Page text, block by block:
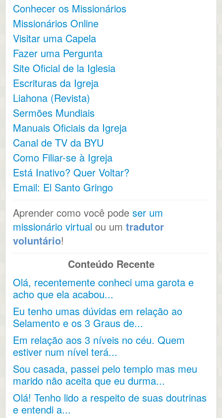
Conhecer os Missionários
Missionários Online
Visitar uma Capela
Fazer uma Pergunta
Site Oficial de la Iglesia
Escrituras da Igreja
Liahona (Revista)
Sermões Mundiais
Manuais Oficiais da Igreja
Canal de TV da BYU
Como Filiar-se à Igreja
Está Inativo? Quer Voltar?
Email: El Santo Gringo
Aprender como você pode ser um
missionário virtual ou um tradutor
voluntário!
Conteúdo Recente
Olá, recentemente conheci uma garota e
acho que ela acabou...
Eu tenho umas dúvidas em relação ao
Selamento e os 3 Graus de...
Em relação aos 3 níveis no céu. Quem
estiver num nível terá...
Sou casada, passei pelo templo mas meu
marido não aceita que eu durma...
Olá! Tenho lido a respeito de suas doutrinas
e entendi a...